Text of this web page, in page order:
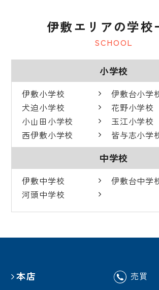
SCHOOL
伊敷エリアの学校
小学校
伊敷小学校
伊敷台小学
犬迫小学校
花野小学校
小山田小学校
玉江小学校
西伊敷小学校
皆与志小学
中学校
伊敷中学校
伊敷台中学
河頭中学校
本店 売買